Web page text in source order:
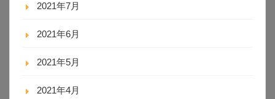
2021年7月
2021年6月
2021年5月
2021年4月